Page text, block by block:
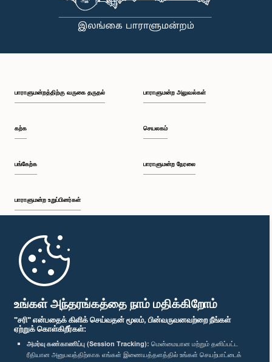
உங்கள் அந்தரங்கத்தை நாம் மதிக்கிறோம்
"சரி" என்பதைக் கிளிக் செய்வதன் மூலம், பின்வருவனவற்றை நீங்கள்
ஏற்றுக் கொள்கிறீர்கள்:
அமர்வு கண்காணிப்பு (Session Tracking): மென்மையான மற்றும் தனிப்பட்ட
ரீதியான அனுபவத்திற்காக எங்கள் இணையத்தளத்தில் உங்கள் செயற்பாட்டைக்
பாராளுமன்றத்திற்கு வருகை தருதல்
கற்க
பங்கேற்க
பாராளுமன்ற உறுப்பினர்கள்
முதற்பக்கம்
பாராளுமன்ற அலுவல்கள்
செயலகம்
பாராளுமன்ற நேரலை
பாராளுமன்ற கையடக்க செயலி
எம்மை பின்தொடர்க :